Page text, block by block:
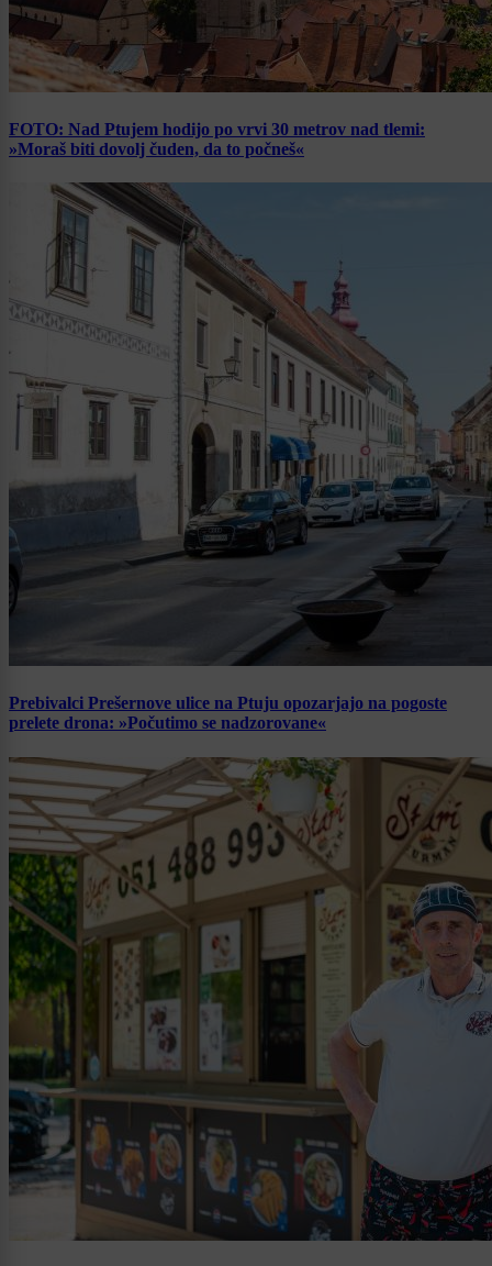
FOTO: Nad Ptujem hodijo po vrvi 30 metrov nad tlemi:
»Moraš biti dovolj čuden, da to počneš«
Prebivalci Prešernove ulice na Ptuju opozarjajo na pogoste
prelete drona: »Počutimo se nadzorovane«